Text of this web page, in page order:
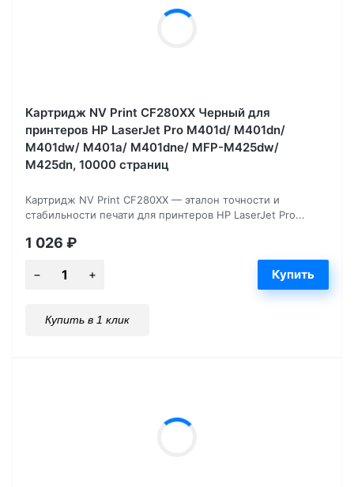
Картридж NV Print CF280XX Черный для
принтеров HP LaserJet Pro M401d/ M401dn/
M401dw/ M401a/ M401dne/ MFP-M425dw/
M425dn, 10000 страниц
Картридж NV Print CF280XX — эталон точности и
стабильности печати для принтеров HP LaserJet Pro...
1 026 ₽
Купить в 1 клик